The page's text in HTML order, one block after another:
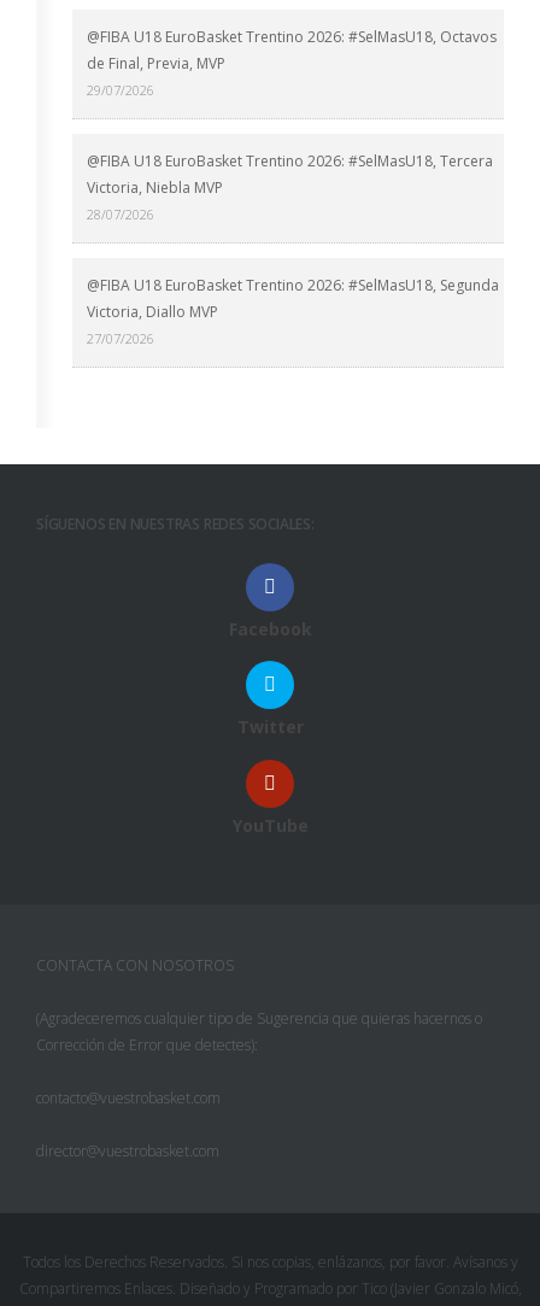
@FIBA U18 EuroBasket Trentino 2026: #SelMasU18, Octavos
de Final, Previa, MVP
29/07/2026
@FIBA U18 EuroBasket Trentino 2026: #SelMasU18, Tercera
Victoria, Niebla MVP
28/07/2026
@FIBA U18 EuroBasket Trentino 2026: #SelMasU18, Segunda
Victoria, Diallo MVP
27/07/2026
SÍGUENOS EN NUESTRAS REDES SOCIALES:
Facebook
Twitter
YouTube
CONTACTA CON NOSOTROS
(Agradeceremos cualquier tipo de Sugerencia que quieras hacernos o
Corrección de Error que detectes):
contacto@vuestrobasket.com
director@vuestrobasket.com
Todos los Derechos Reservados. Si nos copias, enlázanos, por favor. Avísanos y
Compartiremos Enlaces. Diseñado y Programado por Tico (Javier Gonzalo Micó,